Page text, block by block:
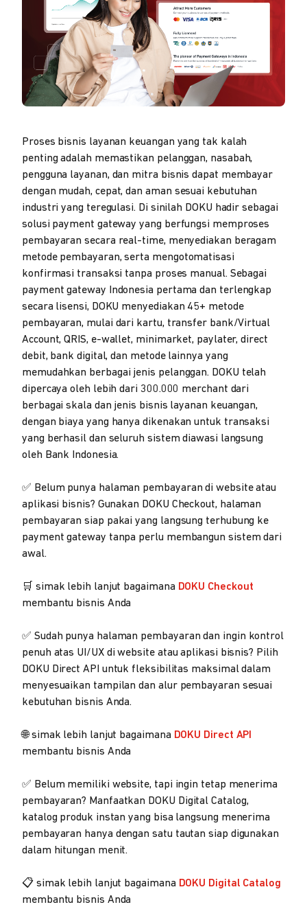
Proses bisnis layanan keuangan yang tak kalah
penting adalah memastikan pelanggan, nasabah,
pengguna layanan, dan mitra bisnis dapat membayar
dengan mudah, cepat, dan aman sesuai kebutuhan
industri yang teregulasi. Di sinilah DOKU hadir sebagai
solusi payment gateway yang berfungsi memproses
pembayaran secara real-time, menyediakan beragam
metode pembayaran, serta mengotomatisasi
konfirmasi transaksi tanpa proses manual. Sebagai
payment gateway Indonesia pertama dan terlengkap
secara lisensi, DOKU menyediakan 45+ metode
pembayaran, mulai dari kartu, transfer bank/Virtual
Account, QRIS, e-wallet, minimarket, paylater, direct
debit, bank digital, dan metode lainnya yang
memudahkan berbagai jenis pelanggan. DOKU telah
dipercaya oleh lebih dari 300.000 merchant dari
berbagai skala dan jenis bisnis layanan keuangan,
dengan biaya yang hanya dikenakan untuk transaksi
yang berhasil dan seluruh sistem diawasi langsung
oleh Bank Indonesia.
✅ Belum punya halaman pembayaran di website atau
aplikasi bisnis? Gunakan DOKU Checkout, halaman
pembayaran siap pakai yang langsung terhubung ke
payment gateway tanpa perlu membangun sistem dari
awal.
🛒 simak lebih lanjut bagaimana DOKU Checkout
membantu bisnis Anda
✅ Sudah punya halaman pembayaran dan ingin kontrol
penuh atas UI/UX di website atau aplikasi bisnis? Pilih
DOKU Direct API untuk fleksibilitas maksimal dalam
menyesuaikan tampilan dan alur pembayaran sesuai
kebutuhan bisnis Anda.
🌐 simak lebih lanjut bagaimana DOKU Direct API
membantu bisnis Anda
✅ Belum memiliki website, tapi ingin tetap menerima
pembayaran? Manfaatkan DOKU Digital Catalog,
katalog produk instan yang bisa langsung menerima
pembayaran hanya dengan satu tautan siap digunakan
dalam hitungan menit.
📋 simak lebih lanjut bagaimana DOKU Digital Catalog
membantu bisnis Anda